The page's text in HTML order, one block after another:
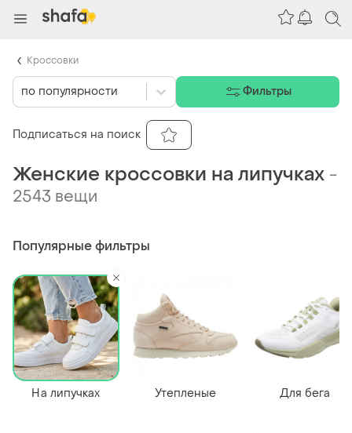
Женские кроссовки на липучках -
2543 вещи
Популярные фильтры
На липучках Утепленые Для бега
по популярности Фильтры
Подписаться на поиск
Кроссовки